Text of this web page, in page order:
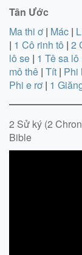
Tân Ước
Ma thi ơ | Mác |
| 1 Cô rinh tô | 2
lô se | 1 Tê sa
mô thê | Tít | Phi
Phi e rơ | 1
2 Sử ký (2
Bible